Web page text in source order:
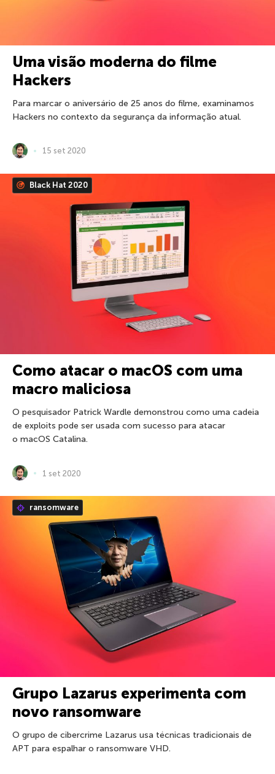
Uma visão moderna do filme
Hackers
Para marcar o aniversário de 25 anos do filme, examinamos
Hackers no contexto da segurança da informação atual.
15 set 2020
Black Hat 2020
Como atacar o macOS com uma
macro maliciosa
O pesquisador Patrick Wardle demonstrou como uma cadeia
de exploits pode ser usada com sucesso para atacar
o macOS Catalina.
1 set 2020
ransomware
Grupo Lazarus experimenta com
novo ransomware
O grupo de cibercrime Lazarus usa técnicas tradicionais de
APT para espalhar o ransomware VHD.